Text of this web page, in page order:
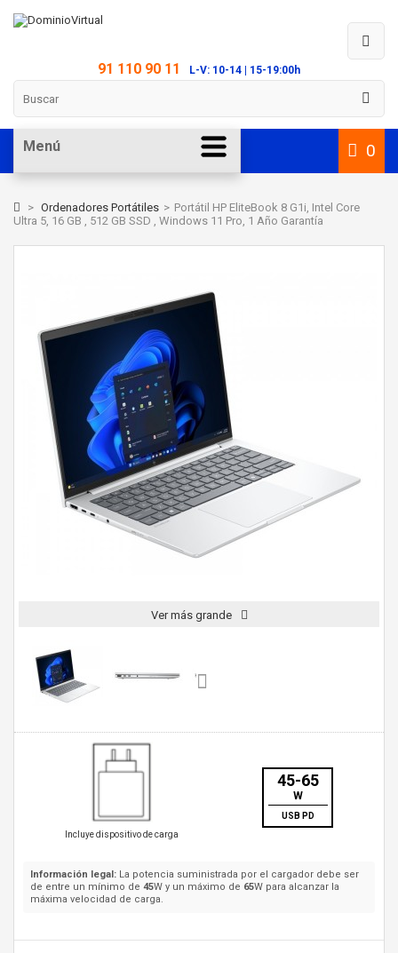
91 110 90 11 L-V: 10-14 | 15-19:00h
0
Menú
> Ordenadores Portátiles > Portátil HP EliteBook 8 G1i, Intel Core
Ultra 5, 16 GB , 512 GB SSD , Windows 11 Pro, 1 Año Garantía
Ver más grande
Incluye dispositivo de carga
45-65
W
USB PD
Información legal: La potencia suministrada por el cargador debe ser
de entre un mínimo de 45W y un máximo de 65W para alcanzar la
máxima velocidad de carga.